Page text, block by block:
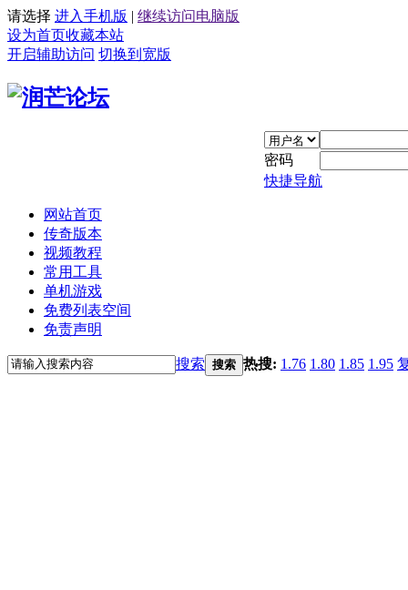
请选择 进入手机版 | 继续访问电脑版
设为首页收藏本站
开启辅助访问 切换到宽版
密码
快捷导航
网站首页
传奇版本
视频教程
常用工具
单机游戏
免费列表空间
免责声明
搜索 搜索 热搜: 1.76 1.80 1.85 1.95